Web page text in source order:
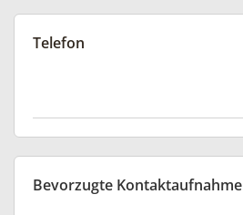
Telefon
Bevorzugte Kontaktaufnahme